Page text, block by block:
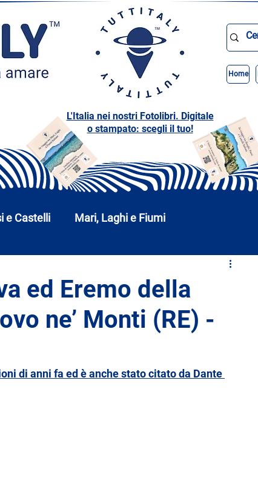
Home
L'Italia nei nostri Fotolibri. Digitale
o stampato: scegli il tuo!
e Castelli Mari, Laghi e Fiumi
Campania
Liguria Lombardia Marche
ed Eremo della
ne’ Monti (RE) -
di anni fa ed è anche stato citato da Dante